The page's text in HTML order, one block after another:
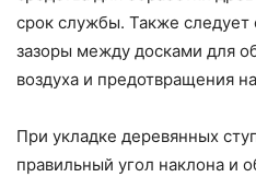
срок службы. Также следует
зазоры между досками для
воздуха и предотвращения
При укладке деревянных
правильный угол наклона и